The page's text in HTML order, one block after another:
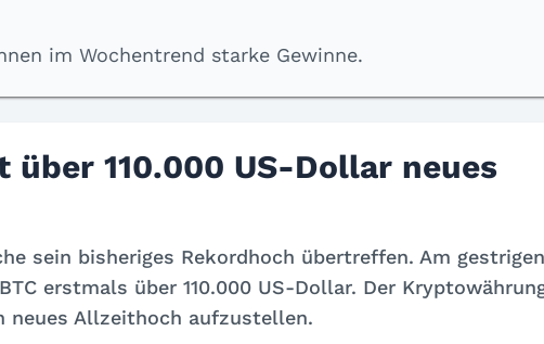
im Wochentrend starke Gewinne.
110.000 US-Dollar neues
sein bisheriges Rekordhoch übertreffen. Am gestrigen
erstmals über 110.000 US-Dollar. Der
neues Allzeithoch aufzustellen.